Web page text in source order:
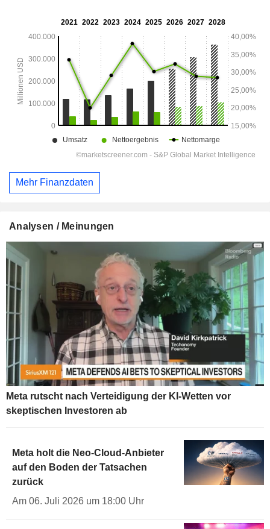
Mehr Finanzdaten
Analysen / Meinungen
Meta rutscht nach Verteidigung der KI-Wetten vor
skeptischen Investoren ab
Meta holt die Neo-Cloud-Anbieter
auf den Boden der Tatsachen
zurück
Am 06. Juli 2026 um 18:00 Uhr